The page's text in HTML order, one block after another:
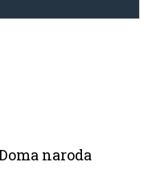
naroda